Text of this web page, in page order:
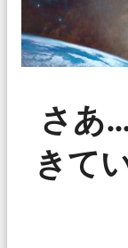
さあ
きて